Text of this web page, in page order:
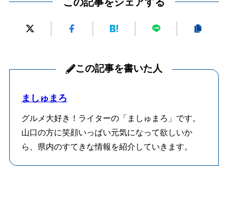
この記事を書いた人
ましゅまろ
グルメ大好き！ライターの「ましゅまろ」です。
山口の方に笑顔いっぱい元気になって欲しいか
ら、県内のすてきな情報を紹介していきます。